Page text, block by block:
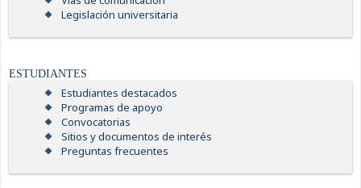
Legislación universitaria
ESTUDIANTES
Estudiantes destacados
Programas de apoyo
Convocatorias
Sitios y documentos de interés
Preguntas frecuentes